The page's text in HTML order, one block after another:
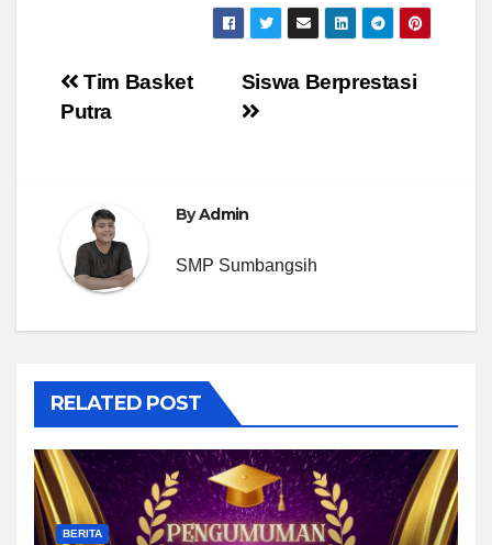
Post
Siswa Berprestasi
Tim Basket
Putra
ByAdmin
SMP Sumbangsih
RELATED POST
BERITA